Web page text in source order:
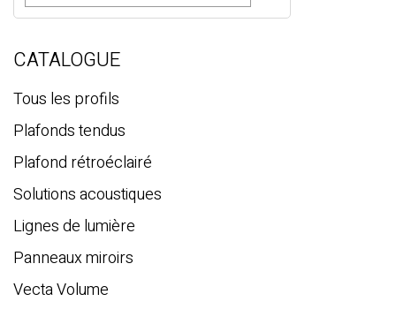
c
e
c
h
e
CATALOGUE
Tous les profils
Plafonds tendus
Plafond rétroéclairé
Solutions acoustiques
Lignes de lumière
Panneaux miroirs
Vecta Volume